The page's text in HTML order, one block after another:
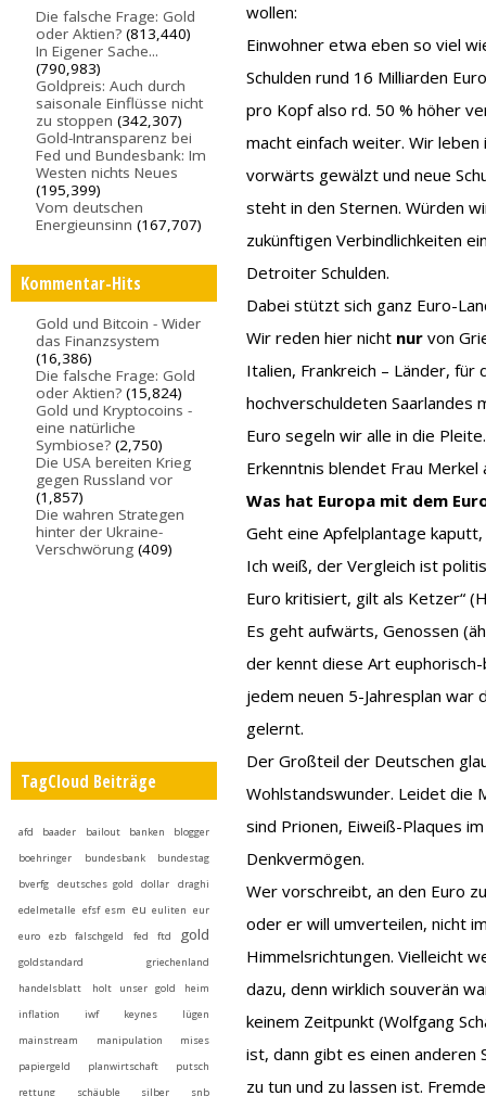
Die falsche Frage: Gold
oder Aktien? (813,440)
In Eigener Sache...
(790,983)
Goldpreis: Auch durch
saisonale Einflüsse nicht
zu stoppen (342,307)
Gold-Intransparenz bei
Fed und Bundesbank: Im
Westen nichts Neues
(195,399)
Vom deutschen
Energieunsinn (167,707)
Kommentar-Hits
Gold und Bitcoin - Wider
das Finanzsystem
(16,386)
Die falsche Frage: Gold
oder Aktien? (15,824)
Gold und Kryptocoins -
eine natürliche
Symbiose? (2,750)
Die USA bereiten Krieg
gegen Russland vor
(1,857)
Die wahren Strategen
hinter der Ukraine-
Verschwörung (409)
TagCloud Beiträge
afd baader bailout banken
blogger
boehringer
bundesbank
bundestag
bverfg
deutsches gold dollar
draghi
edelmetalle efsf esm eu euliten eur
euro
ezb falschgeld fed ftd gold
goldstandard
griechenland
handelsblatt
holt unser gold heim
inflation
iwf keynes
lügen
mainstream
manipulation
mises
papiergeld
planwirtschaft
putsch
rettung
schäuble silber
snb
wollen:
Einwohner etwa eben so viel
Schulden rund 16 Milliarden
pro Kopf also rd. 50 % höher
macht einfach weiter. Wir leben
vorwärts gewälzt und neue
steht in den Sternen. Würden
zukünftigen Verbindlichkeiten
Detroiter Schulden.
Dabei stützt sich ganz Euro-
Wir reden hier nicht nur von
Italien, Frankreich – Länder,
hochverschuldeten Saarlandes
Euro segeln wir alle in die
Erkenntnis blendet Frau
Was hat Europa mit dem
Geht eine Apfelplantage
Ich weiß, der Vergleich ist
Euro kritisiert, gilt als Ketzer“
Es geht aufwärts, Genossen
der kennt diese Art
jedem neuen 5-Jahresplan war
gelernt.
Der Großteil der Deutschen
Wohlstandswunder. Leidet die
sind Prionen, Eiweiß-Plaques
Denkvermögen.
Wer vorschreibt, an den Euro
oder er will umverteilen, nicht
Himmelsrichtungen. Vielleicht
dazu, denn wirklich souverän
keinem Zeitpunkt (Wolfgang
ist, dann gibt es einen anderen
zu tun und zu lassen ist.